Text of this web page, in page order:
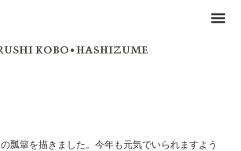
瓢簞を描きました。今年も元気でいられますよう